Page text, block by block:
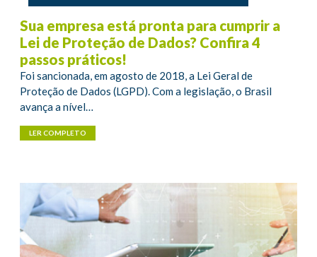
Sua empresa está pronta para cumprir a
Lei de Proteção de Dados? Confira 4
passos práticos!
Foi sancionada, em agosto de 2018, a Lei Geral de
Proteção de Dados (LGPD). Com a legislação, o Brasil
avança a nível…
LER COMPLETO